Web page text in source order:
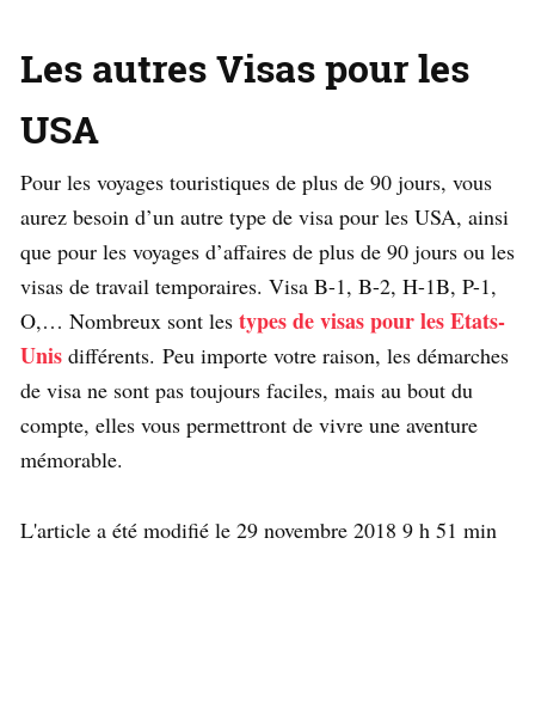
Les autres Visas pour les
USA
Pour les voyages touristiques de plus de 90 jours, vous
aurez besoin d’un autre type de visa pour les USA, ainsi
que pour les voyages d’affaires de plus de 90 jours ou les
visas de travail temporaires. Visa B-1, B-2, H-1B, P-1,
O,… Nombreux sont les types de visas pour les Etats-
Unis différents. Peu importe votre raison, les démarches
de visa ne sont pas toujours faciles, mais au bout du
compte, elles vous permettront de vivre une aventure
mémorable.
L'article a été modifié le 29 novembre 2018 9 h 51 min